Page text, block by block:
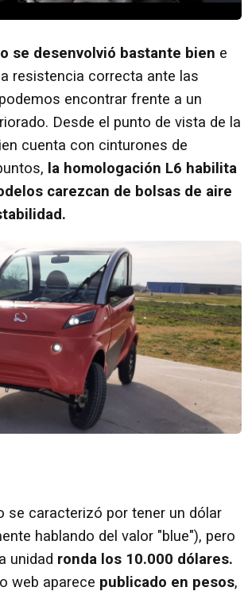
se desenvolvió bastante bien e
resistencia correcta ante las
encontrar frente a un
Desde el punto de vista de la
cuenta con cinturones de
la homologación L6 habilita
carezcan de bolsas de aire
se caracterizó por tener un dólar
hablando del valor "blue"), pero
unidad ronda los 10.000 dólares.
web aparece publicado en pesos,